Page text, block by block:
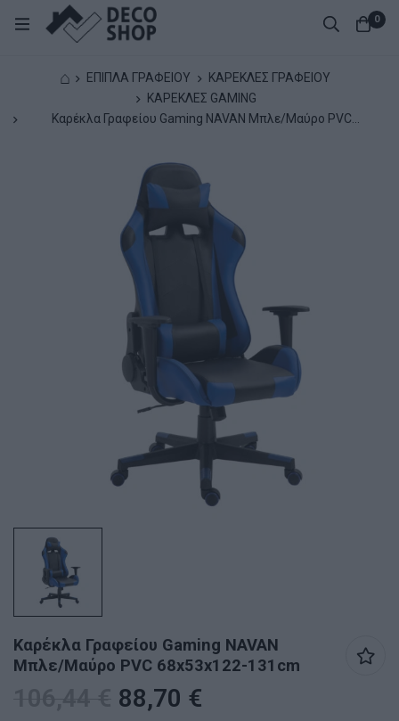
0
⌂ ΕΠΙΠΛΑ ΓΡΑΦΕΙΟΥ
ΚΑΡΕΚΛΕΣ ΓΡΑΦΕΙΟΥ
ΚΑΡΕΚΛΕΣ GAMING
Καρέκλα Γραφείου Gaming NAVAN Μπλε/Μαύρο PVC
Καρέκλα Γραφείου Gaming NAVAN
Μπλε/Μαύρο PVC 68x53x122-131cm
88,70 €